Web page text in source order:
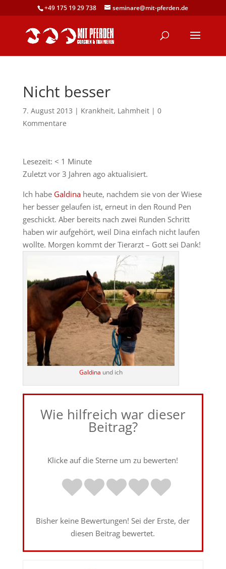
+49 175 19 29 738 seminare@mit-pferden.de
Nicht besser
7. August 2013 | Krankheit, Lahmheit| 0
Kommentare
Lesezeit: < 1 Minute
Zuletzt vor 3 Jahren ago aktualisiert.
Ich habe Galdinaheute, nachdem sie von der Wiese
her besser gelaufen ist, erneut in den Round Pen
geschickt. Aber bereits nach zwei Runden Schritt
haben wir aufgehört, weil Dina einfach nicht laufen
wollte. Morgen kommt der Tierarzt – Gott sei Dank!
Galdina und ich
Wie hilfreich war dieser
Beitrag?
Klicke auf die Sterne um zu bewerten!
Bisher keine Bewertungen! Sei der Erste, der
diesen Beitrag bewertet.